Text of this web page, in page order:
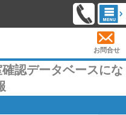
お問合せ
認データベースにな